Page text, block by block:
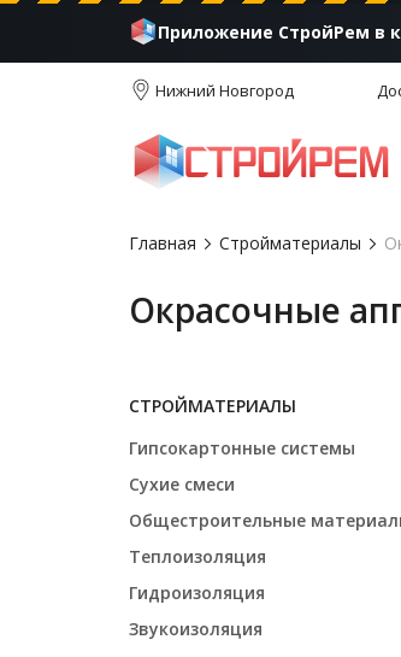
Приложение СтройРем в
Нижний Новгород
Главная Стройматериалы
Окрасочные
СТРОЙМАТЕРИАЛЫ
Гипсокартонные системы
Сухие смеси
Общестроительные
Теплоизоляция
Гидроизоляция
Звукоизоляция